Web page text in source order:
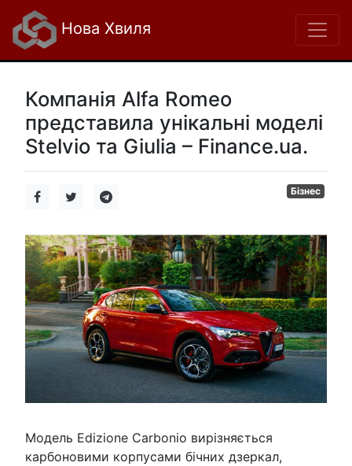
Нова Хвиля
Компанія Alfa Romeo
представила унікальні моделі
Stelvio та Giulia – Finance.ua.
Бізнес
Модель Edizione Carbonio вирізняється
карбоновими корпусами бічних дзеркал,